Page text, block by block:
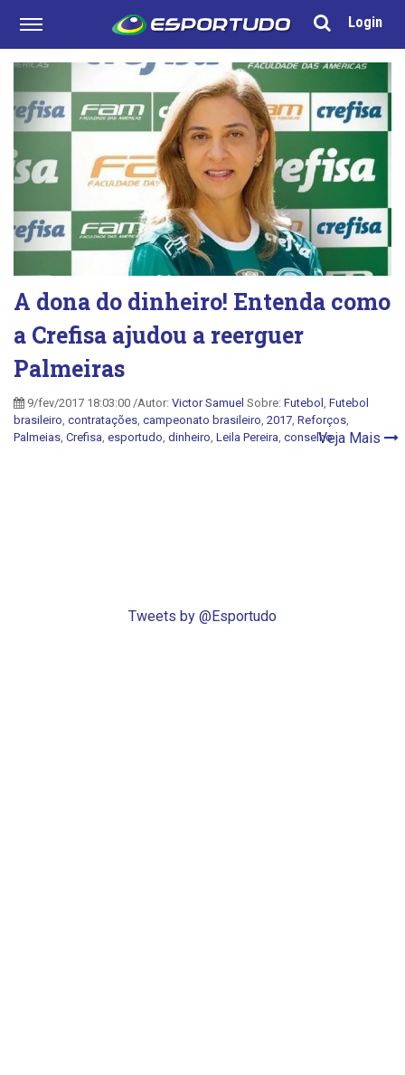
Login
A dona do dinheiro! Entenda como
a Crefisa ajudou a reerguer
Palmeiras
9/fev/2017 18:03:00 /Autor: Victor Samuel Sobre: Futebol Futebol
brasileiro contratações campeonato brasileiro 2017 Reforços
Palmeias Crefisa esportudo dinheiro Leila Pereira conselhoVeja Mais
Tweets by @Esportudo